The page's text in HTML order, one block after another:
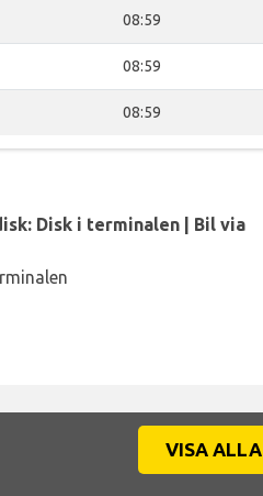
08:59
08:59
08:59
Disk i terminalen | Bil via
VISA ALLA